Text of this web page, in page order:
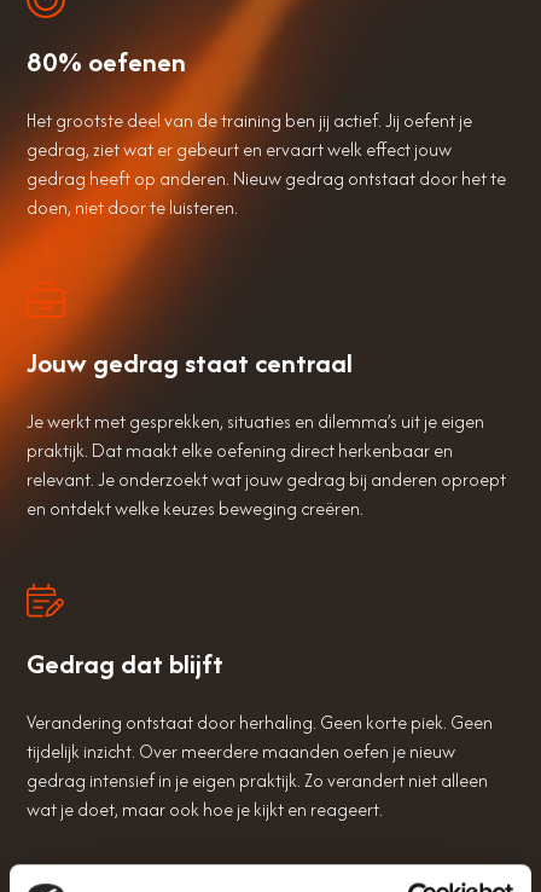
80% oefenen
Het grootste deel van de training ben jij actief. Jij oefent je
gedrag, ziet wat er gebeurt en ervaart welk effect jouw
gedrag heeft op anderen. Nieuw gedrag ontstaat door het te
doen, niet door te luisteren.
Jouw gedrag staat centraal
Je werkt met gesprekken, situaties en dilemma’s uit je eigen
praktijk. Dat maakt elke oefening direct herkenbaar en
relevant. Je onderzoekt wat jouw gedrag bij anderen oproept
en ontdekt welke keuzes beweging creëren.
Gedrag dat blijft
Verandering ontstaat door herhaling. Geen korte piek. Geen
tijdelijk inzicht. Over meerdere maanden oefen je nieuw
gedrag intensief in je eigen praktijk. Zo verandert niet alleen
wat je doet, maar ook hoe je kijkt en reageert.